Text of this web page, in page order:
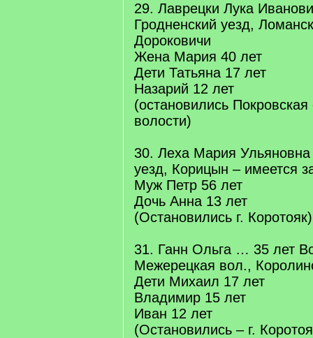
29. Лаврецки Лука
Гродненский уезд,
Дороковичи
Жена Мария 40 лет
Дети Татьяна 17 лет
Назарий 12 лет
(остановились
волости)
30. Леха Мария Ульяновна
уезд, Корицын – имеется
Муж Петр 56 лет
Дочь Анна 13 лет
(Остановились г. Коротояк)
31. Ганн Ольга … 35 лет
Межерецкая вол.,
Дети Михаил 17 лет
Владимир 15 лет
Иван 12 лет
(Остановились – г.